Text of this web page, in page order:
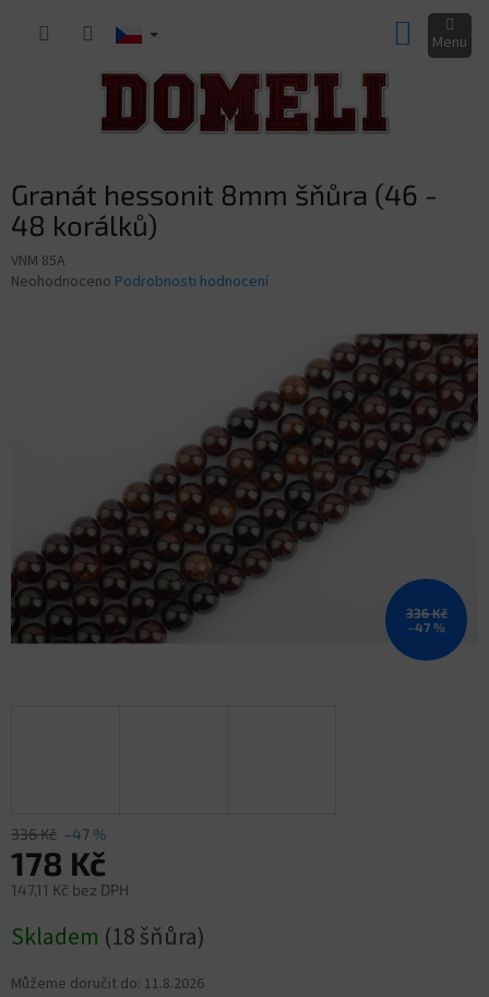
KOŠÍK
Granát hessonit 8mm šňůra (46 -
48 korálků)
VNM 85A
Průměrné
Neohodnoceno Podrobnosti hodnocení
336 Kč
–47 %
336 Kč –47 %
178 Kč
147,11 Kč bez DPH
cena:
Skladem (18 šňůra)
Můžeme doručit do: 11.8.2026